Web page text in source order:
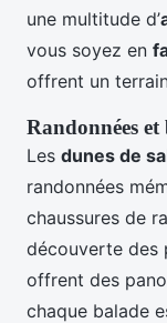
une multitude d’
vous soyez en
offrent un
Randonnées et
Les dunes de
randonnées
chaussures de
découverte des
offrent des
chaque balade